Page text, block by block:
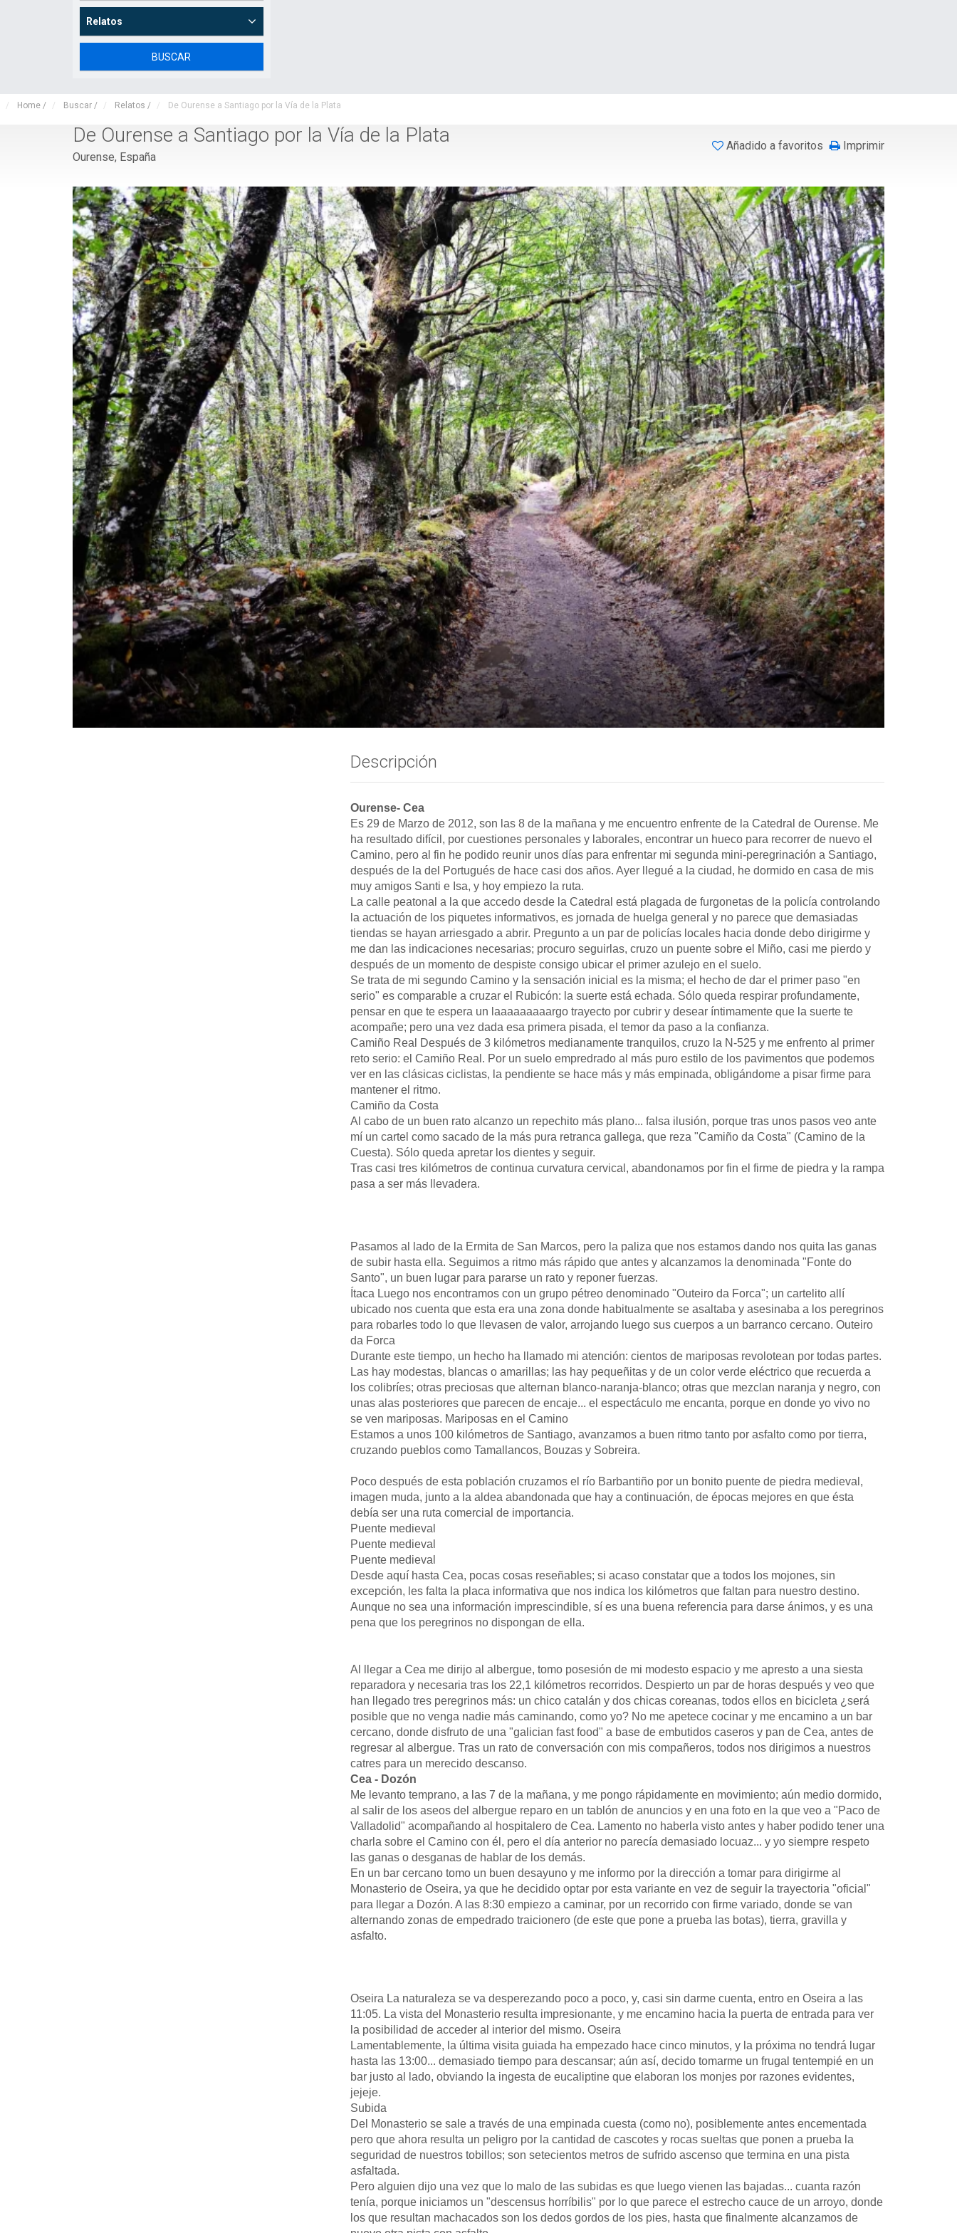
Home / Buscar / Relatos / De Ourense a Santiago por la Vía de la Plata
Relatos
De Ourense a Santiago por la Vía de la Plata
Ourense, España
Añadido a favoritos Imprimir
Descripción
Ourense- Cea
Es 29 de Marzo de 2012, son las 8 de la mañana y me encuentro enfrente de la Catedral de Ourense. Me
ha resultado difícil, por cuestiones personales y laborales, encontrar un hueco para recorrer de nuevo el
Camino, pero al fin he podido reunir unos días para enfrentar mi segunda mini-peregrinación a Santiago,
después de la del Portugués de hace casi dos años. Ayer llegué a la ciudad, he dormido en casa de mis
muy amigos Santi e Isa, y hoy empiezo la ruta.
La calle peatonal a la que accedo desde la Catedral está plagada de furgonetas de la policía controlando
la actuación de los piquetes informativos, es jornada de huelga general y no parece que demasiadas
tiendas se hayan arriesgado a abrir. Pregunto a un par de policías locales hacia donde debo dirigirme y
me dan las indicaciones necesarias; procuro seguirlas, cruzo un puente sobre el Miño, casi me pierdo y
después de un momento de despiste consigo ubicar el primer azulejo en el suelo.
Se trata de mi segundo Camino y la sensación inicial es la misma; el hecho de dar el primer paso "en
serio" es comparable a cruzar el Rubicón: la suerte está echada. Sólo queda respirar profundamente,
pensar en que te espera un laaaaaaaaargo trayecto por cubrir y desear íntimamente que la suerte te
acompañe; pero una vez dada esa primera pisada, el temor da paso a la confianza.
Camiño Real Después de 3 kilómetros medianamente tranquilos, cruzo la N-525 y me enfrento al primer
reto serio: el Camiño Real. Por un suelo empredrado al más puro estilo de los pavimentos que podemos
ver en las clásicas ciclistas, la pendiente se hace más y más empinada, obligándome a pisar firme para
mantener el ritmo.
Camiño da Costa
Al cabo de un buen rato alcanzo un repechito más plano... falsa ilusión, porque tras unos pasos veo ante
mí un cartel como sacado de la más pura retranca gallega, que reza "Camiño da Costa" (Camino de la
Cuesta). Sólo queda apretar los dientes y seguir.
Tras casi tres kilómetros de continua curvatura cervical, abandonamos por fin el firme de piedra y la rampa
pasa a ser más llevadera.
Pasamos al lado de la Ermita de San Marcos, pero la paliza que nos estamos dando nos quita las ganas
de subir hasta ella. Seguimos a ritmo más rápido que antes y alcanzamos la denominada "Fonte do
Santo", un buen lugar para pararse un rato y reponer fuerzas.
Ítaca Luego nos encontramos con un grupo pétreo denominado "Outeiro da Forca"; un cartelito allí
ubicado nos cuenta que esta era una zona donde habitualmente se asaltaba y asesinaba a los peregrinos
para robarles todo lo que llevasen de valor, arrojando luego sus cuerpos a un barranco cercano. Outeiro
da Forca
Durante este tiempo, un hecho ha llamado mi atención: cientos de mariposas revolotean por todas partes.
Las hay modestas, blancas o amarillas; las hay pequeñitas y de un color verde eléctrico que recuerda a
los colibríes; otras preciosas que alternan blanco-naranja-blanco; otras que mezclan naranja y negro, con
unas alas posteriores que parecen de encaje... el espectáculo me encanta, porque en donde yo vivo no
se ven mariposas. Mariposas en el Camino
Estamos a unos 100 kilómetros de Santiago, avanzamos a buen ritmo tanto por asfalto como por tierra,
cruzando pueblos como Tamallancos, Bouzas y Sobreira.
Poco después de esta población cruzamos el río Barbantiño por un bonito puente de piedra medieval,
imagen muda, junto a la aldea abandonada que hay a continuación, de épocas mejores en que ésta
debía ser una ruta comercial de importancia.
Puente medieval
Puente medieval
Puente medieval
Desde aquí hasta Cea, pocas cosas reseñables; si acaso constatar que a todos los mojones, sin
excepción, les falta la placa informativa que nos indica los kilómetros que faltan para nuestro destino.
Aunque no sea una información imprescindible, sí es una buena referencia para darse ánimos, y es una
pena que los peregrinos no dispongan de ella.
Al llegar a Cea me dirijo al albergue, tomo posesión de mi modesto espacio y me apresto a una siesta
reparadora y necesaria tras los 22,1 kilómetros recorridos. Despierto un par de horas después y veo que
han llegado tres peregrinos más: un chico catalán y dos chicas coreanas, todos ellos en bicicleta ¿será
posible que no venga nadie más caminando, como yo? No me apetece cocinar y me encamino a un bar
cercano, donde disfruto de una "galician fast food" a base de embutidos caseros y pan de Cea, antes de
regresar al albergue. Tras un rato de conversación con mis compañeros, todos nos dirigimos a nuestros
catres para un merecido descanso.
Cea - Dozón
Me levanto temprano, a las 7 de la mañana, y me pongo rápidamente en movimiento; aún medio dormido,
al salir de los aseos del albergue reparo en un tablón de anuncios y en una foto en la que veo a "Paco de
Valladolid" acompañando al hospitalero de Cea. Lamento no haberla visto antes y haber podido tener una
charla sobre el Camino con él, pero el día anterior no parecía demasiado locuaz... y yo siempre respeto
las ganas o desganas de hablar de los demás.
En un bar cercano tomo un buen desayuno y me informo por la dirección a tomar para dirigirme al
Monasterio de Oseira, ya que he decidido optar por esta variante en vez de seguir la trayectoria "oficial"
para llegar a Dozón. A las 8:30 empiezo a caminar, por un recorrido con firme variado, donde se van
alternando zonas de empedrado traicionero (de este que pone a prueba las botas), tierra, gravilla y
asfalto.
Oseira La naturaleza se va desperezando poco a poco, y, casi sin darme cuenta, entro en Oseira a las
11:05. La vista del Monasterio resulta impresionante, y me encamino hacia la puerta de entrada para ver
la posibilidad de acceder al interior del mismo. Oseira
Lamentablemente, la última visita guiada ha empezado hace cinco minutos, y la próxima no tendrá lugar
hasta las 13:00... demasiado tiempo para descansar; aún así, decido tomarme un frugal tentempié en un
bar justo al lado, obviando la ingesta de eucaliptine que elaboran los monjes por razones evidentes,
jejeje.
Subida
Del Monasterio se sale a través de una empinada cuesta (como no), posiblemente antes encementada
pero que ahora resulta un peligro por la cantidad de cascotes y rocas sueltas que ponen a prueba la
seguridad de nuestros tobillos; son setecientos metros de sufrido ascenso que termina en una pista
asfaltada.
Pero alguien dijo una vez que lo malo de las subidas es que luego vienen las bajadas... cuanta razón
tenía, porque iniciamos un "descensus horríbilis" por lo que parece el estrecho cauce de un arroyo, donde
los que resultan machacados son los dedos gordos de los pies, hasta que finalmente alcanzamos de